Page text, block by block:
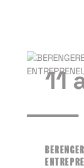
11